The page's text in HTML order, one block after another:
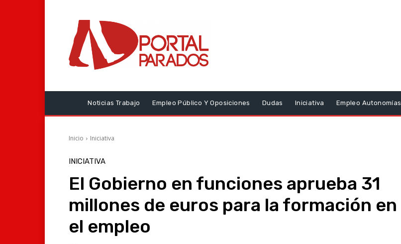
Noticias Trabajo Empleo Público Y Oposiciones Dudas Iniciativa Empleo Autonomías
Inicio Iniciativa
INICIATIVA
El Gobierno en funciones aprueba 31
millones de euros para la formación en
el empleo